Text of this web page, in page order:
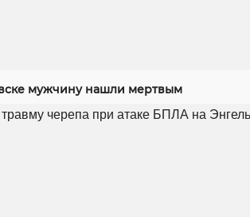
мужчину нашли мертвым